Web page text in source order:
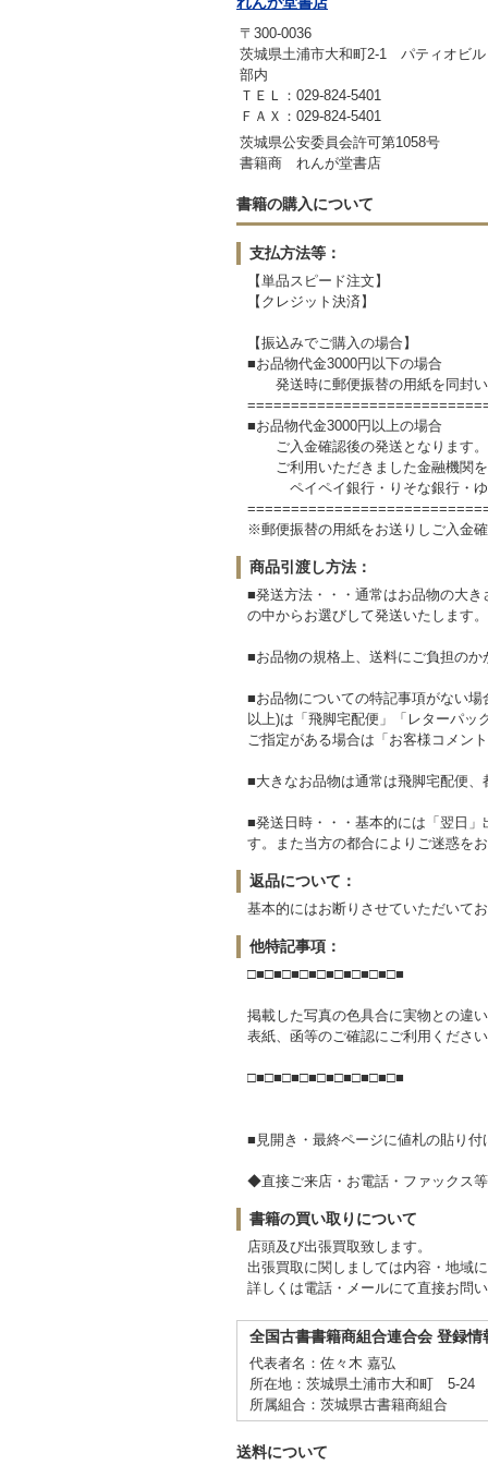
〒300-0036
茨城県土浦市大和町2-1 パティオビ
部内
ＴＥＬ：029-824-5401
ＦＡＸ：029-824-5401
茨城県公安委員会許可第1058号
書籍商 れんが堂書店
書籍の購入について
支払方法等：
【単品スピード注文】
【クレジット決済】
【振込みでご購入の場合】
■お品物代金3000円以下の場合
発送時に郵便振替の用紙を同封い
■お品物代金3000円以上の場合
ご入金確認後の発送となります。
ご利用いただきました金融機関を
ペイペイ銀行・りそな銀行・ゆ
※郵便振替の用紙をお送りしご入金
商品引渡し方法：
■発送方法・・・通常はお品物の大
の中からお選びして発送いたします。
■お品物の規格上、送料にご負担の
■お品物についての特記事項がない
以上)は「飛脚宅配便」「レターパッ
ご指定がある場合は「お客様コメン
■大きなお品物は通常は飛脚宅配便
■発送日時・・・基本的には「翌日
す。また当方の都合によりご迷惑を
返品について：
基本的にはお断りさせていただいて
他特記事項：
□■□■□■□■□■□■□■□■□■
掲載した写真の色具合に実物との違
表紙、函等のご確認にご利用くださ
□■□■□■□■□■□■□■□■□■
■見開き・最終ページに値札の貼り
◆直接ご来店・お電話・ファックス
書籍の買い取りについて
店頭及び出張買取致します。
出張買取に関しましては内容・地域
詳しくは電話・メールにて直接お問
全国古書書籍商組合連合会 登録情
代表者名：佐々木 嘉弘
所在地：茨城県土浦市大和町 5-24
所属組合：茨城県古書籍商組合
送料について